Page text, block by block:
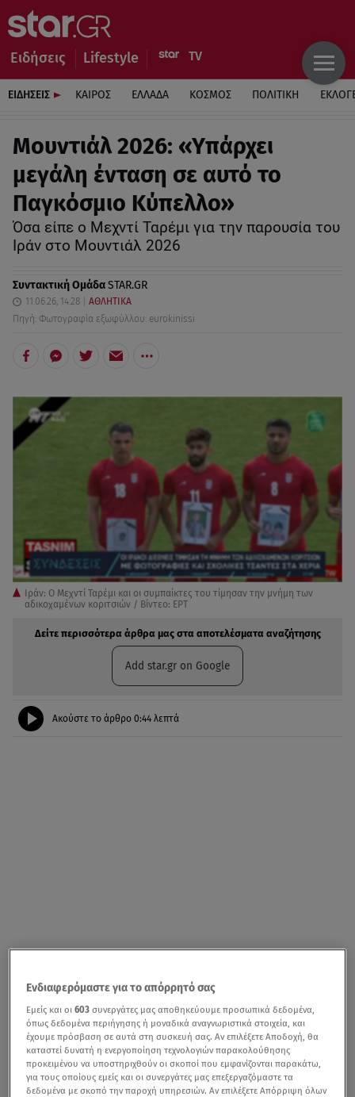
Ειδήσεις Lifestyle
ΕΙΔΗΣΕΙΣ ΚΑΙΡΟΣ ΕΛΛΑΔΑ ΚΟΣΜΟΣ ΠΟΛΙΤΙΚΗ
Μουντιάλ 2026: «Υπάρχει
μεγάλη ένταση σε αυτό το
Παγκόσμιο Κύπελλο»
Όσα είπε ο Μεχντί Ταρέμι για την παρουσία του
Ιράν στο Μουντιάλ 2026
Συντακτική ΟμάδαSTAR.GR
11.06.26, 14:28
ΑΘΛΗΤΙΚΑ
Πηγή: Φωτογραφία εξωφύλλου: eurokinissi
Ιράν: Ο Μεχντί Ταρέμι και οι συμπαίκτες του τίμησαν την μνήμη των
αδικοχαμένων κοριτσιών / Βίντεο: ΕΡΤ
Δείτε περισσότερα άρθρα μας στα αποτελέσματα αναζήτησης
Add star.gr on Google
Ακούστε το άρθρο 0:44 λεπτά
Ενδιαφερόμαστε για το απόρρητό σας
Εμείς και οι603 συνεργάτες μας αποθηκεύουμε προσωπικά δεδομένα,
όπως δεδομένα περιήγησης ή μοναδικά αναγνωριστικά στοιχεία, και
έχουμε πρόσβαση σε αυτά στη συσκευή σας. Αν επιλέξετε Αποδοχή, θα
καταστεί δυνατή η ενεργοποίηση τεχνολογιών παρακολούθησης
προκειμένου να υποστηριχθούν οι σκοποί που εμφανίζονται παρακάτω,
για τους οποίους εμείς και οι συνεργάτες μας επεξεργαζόμαστε τα
δεδομένα με σκοπό την παροχή υπηρεσιών. Αν επιλέξετε Απόρριψη όλων